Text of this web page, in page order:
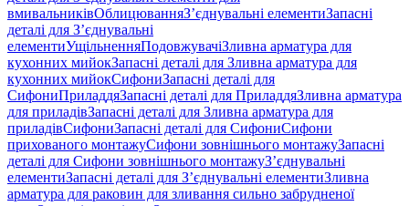
вмивальниківОблицюванняЗ’єднувальні елементиЗапасні
деталі для З’єднувальні
елементиУщільненняПодовжувачіЗливна арматура для
кухонних мийокЗапасні деталі для Зливна арматура для
кухонних мийокСифониЗапасні деталі для
СифониПриладдяЗапасні деталі для ПриладдяЗливна арматура
для приладівЗапасні деталі для Зливна арматура для
приладівСифониЗапасні деталі для СифониСифони
прихованого монтажуСифони зовнішнього монтажуЗапасні
деталі для Сифони зовнішнього монтажуЗ’єднувальні
елементиЗапасні деталі для З’єднувальні елементиЗливна
арматура для раковин для зливання сильно забрудненої